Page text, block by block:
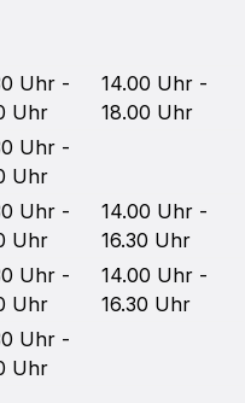
Uhr -
Uhr
14.00 Uhr -
18.00 Uhr
Uhr -
Uhr
Uhr -
Uhr
14.00 Uhr -
16.30 Uhr
Uhr -
Uhr
14.00 Uhr -
16.30 Uhr
Uhr -
Uhr